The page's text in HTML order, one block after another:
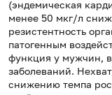
(эндемическая
менее 50 мкг/л
резистентность
патогенным
функция у мужчин,
заболеваний.
снижению темпа